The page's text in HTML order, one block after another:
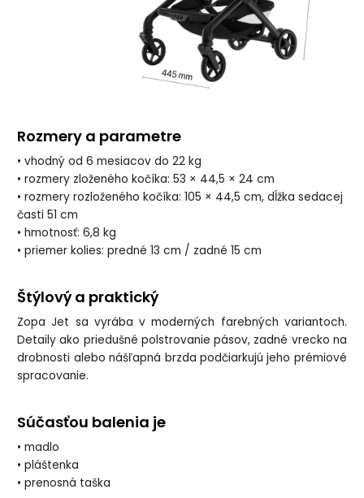
Rozmery a parametre
• vhodný od 6 mesiacov do 22 kg
• rozmery zloženého kočíka: 53 × 44,5 × 24 cm
• rozmery rozloženého kočíka: 105 × 44,5 cm, dĺžka sedacej
časti 51 cm
• hmotnosť: 6,8 kg
• priemer kolies: predné 13 cm / zadné 15 cm
Štýlový a praktický
Zopa Jet sa vyrába v moderných farebných variantoch.
Detaily ako priedušné polstrovanie pásov, zadné vrecko na
drobnosti alebo nášľapná brzda podčiarkujú jeho prémiové
spracovanie.
Súčasťou balenia je
• madlo
• pláštenka
• prenosná taška